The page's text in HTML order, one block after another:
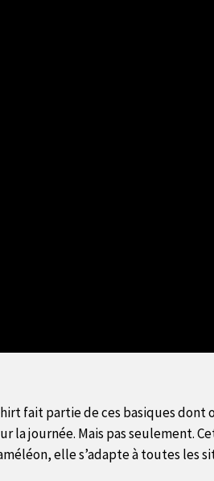
fait partie de ces basiques dont
la journée. Mais pas seulement.
elle s’adapte à toutes les